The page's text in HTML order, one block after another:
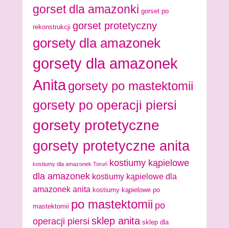
gorset dla amazonki gorset po
rekonstrukcji gorset protetyczny
gorsety dla amazonek
gorsety dla amazonek
Anitagorsety po mastektomii
gorsety po operacji piersi
gorsety protetyczne
gorsety protetyczne anita
kostiumy dla amazonek Toruń kostiumy kąpielowe
dla amazonek kostiumy kąpielowe dla
amazonek anita kostiumy kąpielowe po
mastektomii po mastektomii po
operacji piersi sklep anita sklep dla